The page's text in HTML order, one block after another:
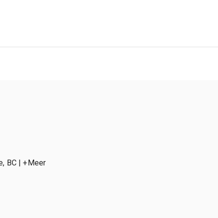
BC | +Meer